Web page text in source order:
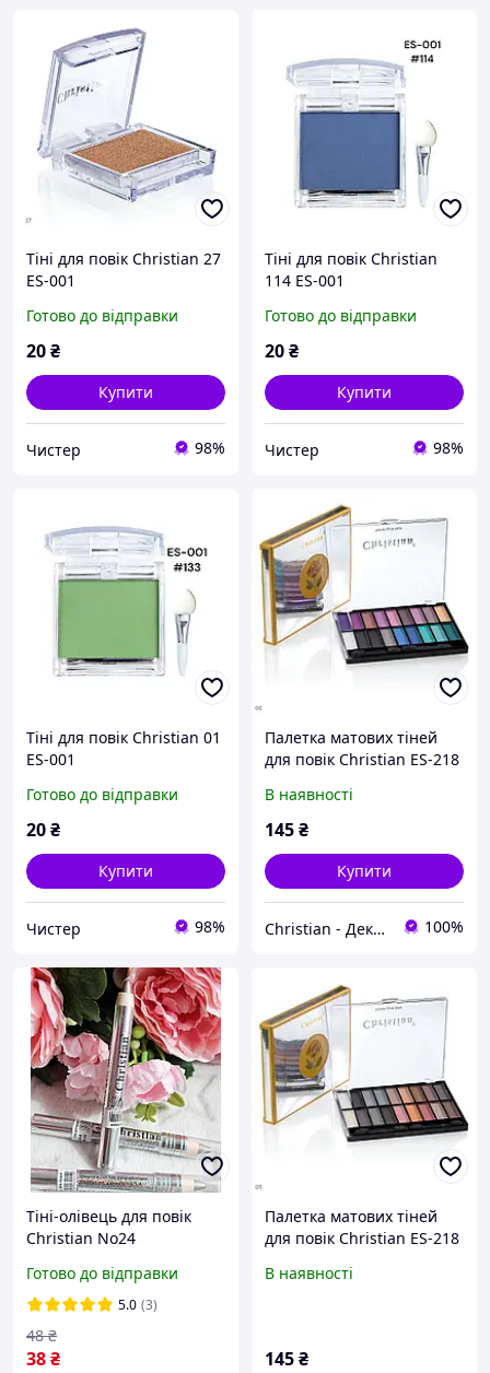
Тіні для повік Christian 27
ES-001
Готово до відправки
20₴
Купити
Чистер 98%
Тіні для повік Christian
114 ES-001
Готово до відправки
20₴
Купити
Чистер 98%
Тіні для повік Christian 01
ES-001
Готово до відправки
20₴
Купити
Чистер 98%
Палетка матових тіней
для повік Christian ES-218
В наявності
145₴
Купити
Christian - Декоративна косметика 100%
Тіні-олівець для повік
Christian No24
Готово до відправки
5.0 (3)
38₴
48 ₴
Палетка матових тіней
для повік Christian ES-218
В наявності
145₴